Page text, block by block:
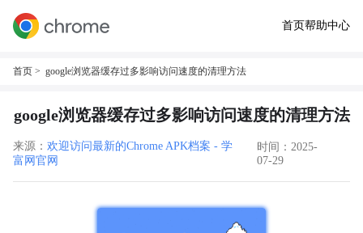
首页帮助中心
首页 > google浏览器缓存过多影响访问速度的清理方法
google浏览器缓存过多影响访问速度的清理方法
来源： 欢迎访问最新的Chrome APK档案 - 学
富网官网
时间：2025-
07-29